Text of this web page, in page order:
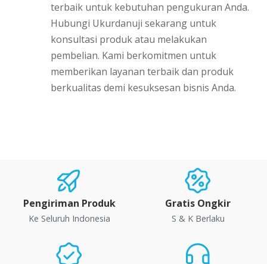
terbaik untuk kebutuhan pengukuran Anda.
Hubungi Ukurdanuji sekarang untuk
konsultasi produk atau melakukan
pembelian. Kami berkomitmen untuk
memberikan layanan terbaik dan produk
berkualitas demi kesuksesan bisnis Anda.
Pengiriman Produk
Ke Seluruh Indonesia
Gratis Ongkir
S & K Berlaku